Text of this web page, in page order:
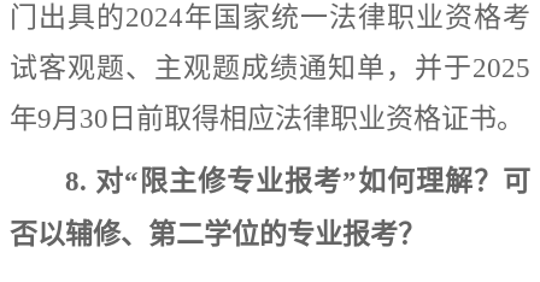
门出具的2024年国家统一法律职业资格考
试客观题、 主观题成绩通知单， 并于2025
年9月 30 日前取得相应法律职业资格证书。
8. 对“ 限主修专业报考”如何理解？ 可
否以辅修、 第二学位的专业报考？